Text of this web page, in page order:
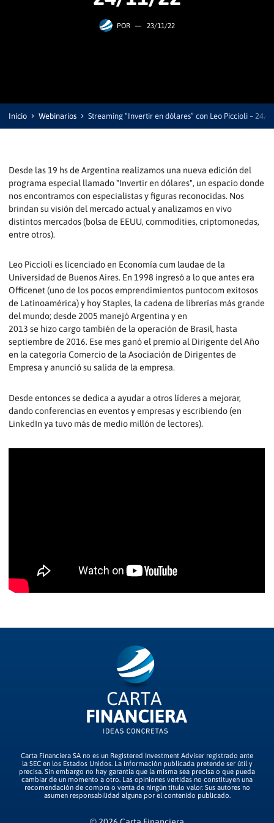
POR — 23/11/22
Inicio Webinarios Streaming “Invertir en dólares” con Leo Piccioli – 24/
Desde las 19 hs de Argentina realizamos una nueva edición del
programa especial llamado "Invertir en dólares", un espacio donde
nos encontramos con especialistas y figuras reconocidas. Nos
brindan su visión del mercado actual y analizamos en vivo
distintos mercados (bolsa de EEUU, commodities, criptomonedas,
entre otros).
Leo Piccioli es licenciado en Economía cum laudae de la
Universidad de Buenos Aires. En 1998 ingresó a lo que antes era
Officenet (uno de los pocos emprendimientos puntocom exitosos
de Latinoamérica) y hoy Staples, la cadena de librerías más grande
del mundo; desde 2005 manejó Argentina y en
2013 se hizo cargo también de la operación de Brasil, hasta
septiembre de 2016. Ese mes ganó el premio al Dirigente del Año
en la categoría Comercio de la Asociación de Dirigentes de
Empresa y anunció su salida de la empresa.
Desde entonces se dedica a ayudar a otros líderes a mejorar,
dando conferencias en eventos y empresas y escribiendo (en
LinkedIn ya tuvo más de medio millón de lectores).
Carta Financiera SA no es un Registered Investment Adviser registrado ante
la SEC en los Estados Unidos. La información publicada pretende ser útil y
precisa. Sin embargo no hay garantía que la misma sea precisa o que pueda
cambiar de un momento a otro. Las opiniones vertidas no constituyen una
recomendación de compra o venta de ningún título valor. Sus autores no
asumen responsabilidad alguna por el contenido publicado.